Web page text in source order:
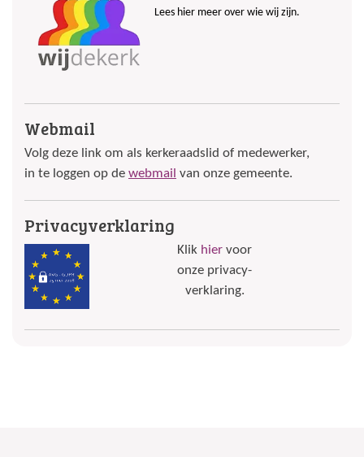
Lees hier meer over wie wij zijn.
Webmail
Volg deze link om als kerkeraadslid of medewerker,
in te loggen op de webmail van onze gemeente.
Privacyverklaring
Klik hier voor
onze privacy-
verklaring.